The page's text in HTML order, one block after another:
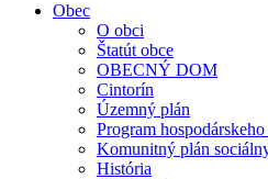
Obec
O obci
Štatút obce
OBECNÝ DOM
Cintorín
Územný plán
Program
Komunitný plán
História